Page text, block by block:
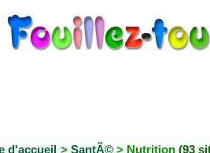
d'accueil > SantÃ© > Nutrition (93